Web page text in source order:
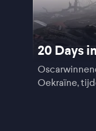
20 Days
Oekraïne,